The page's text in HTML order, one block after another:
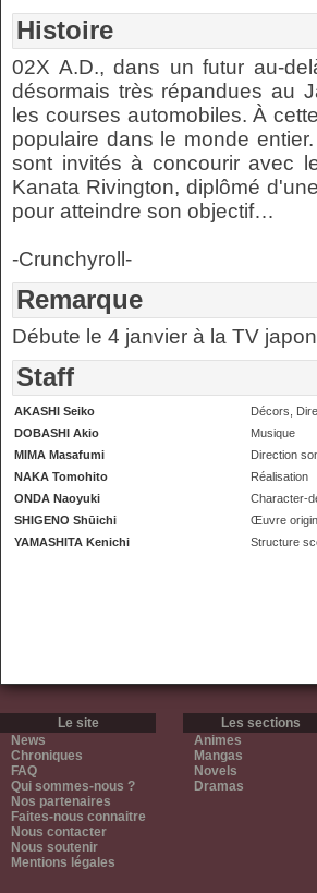
Histoire
02X A.D., dans un futur au-
désormais très répandues au
les courses automobiles. À
populaire dans le monde
sont invités à concourir avec
Kanata Rivington, diplômé
pour atteindre son objectif…
-Crunchyroll-
Remarque
Débute le 4 janvier à la TV
Staff
AKASHI Seiko
Décors,
DOBASHI Akio
Musique
MIMA Masafumi
Direction
NAKA Tomohito
Réalisation
ONDA Naoyuki
Character-
SHIGENO Shūichi
Œuvre
YAMASHITA Kenichi
Structure
Le site
News
Chroniques
FAQ
Qui sommes-nous ?
Nos partenaires
Faites-nous connaitre
Nous contacter
Nous soutenir
Mentions légales
Les sections
Animes
Mangas
Novels
Dramas